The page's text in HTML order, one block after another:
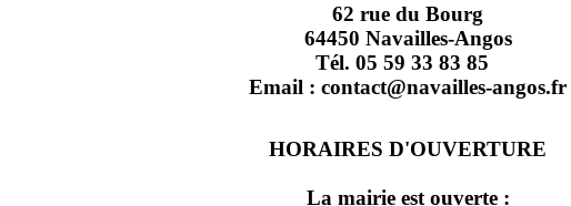
62 rue du Bourg
64450 Navailles-Angos
Tél. 05 59 33 83 85
Email : contact@navailles-angos.fr
HORAIRES D'OUVERTURE
La mairie est ouverte :